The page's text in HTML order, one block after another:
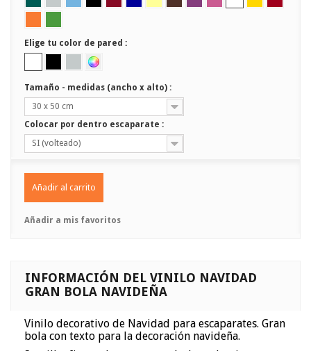
Elige tu color de pared :
Tamaño - medidas (ancho x alto) :
30 x 50 cm
Colocar por dentro escaparate :
SI (volteado)
Añadir al carrito
Añadir a mis favoritos
INFORMACIÓN DEL VINILO NAVIDAD
GRAN BOLA NAVIDEÑA
Vinilo decorativo de Navidad para escaparates. Gran
bola con texto para la decoración navideña.